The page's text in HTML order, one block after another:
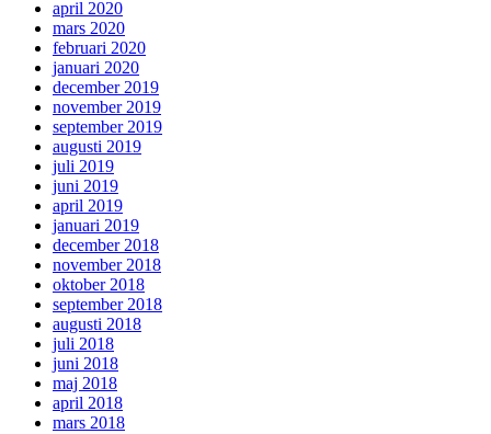
april 2020
mars 2020
februari 2020
januari 2020
december 2019
november 2019
september 2019
augusti 2019
juli 2019
juni 2019
april 2019
januari 2019
december 2018
november 2018
oktober 2018
september 2018
augusti 2018
juli 2018
juni 2018
maj 2018
april 2018
mars 2018